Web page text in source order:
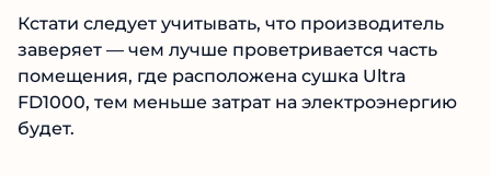
Кстати следует учитывать, что производитель
заверяет — чем лучше проветривается часть
помещения, где расположена сушка Ultra
FD1000, тем меньше затрат на электроэнергию
будет.